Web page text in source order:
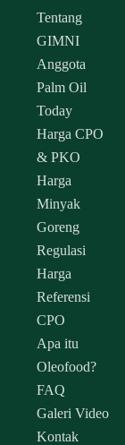
Tentang
GIMNI
Anggota
Palm Oil
Today
Harga CPO
& PKO
Harga
Minyak
Goreng
Regulasi
Harga
Referensi
CPO
Apa itu
Oleofood?
FAQ
Galeri Video
Kontak